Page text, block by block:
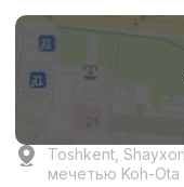
Toshkent,
мечетью Koh-Ota